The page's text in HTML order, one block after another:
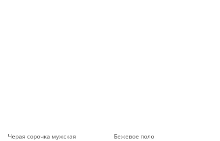
Черая сорочка мужская Бежевое поло